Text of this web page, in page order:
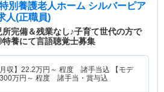
別養護老人ホーム シルバーピア
人(正職員)
所完備＆残業なし♪子育て世代の方で
養にて言語聴覚士募集
収】 22.2万円～ 程度 諸手当込 【モデ
300万円～ 程度 諸手当・賞与込